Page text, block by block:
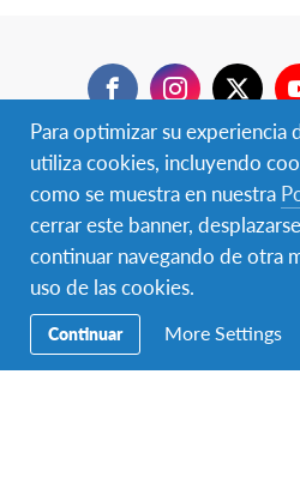
FacebookInstagram
Navegación
Secundaria
Viajar
Donar
Para optimizar su experiencia
utiliza cookies, incluyendo
como se muestra en nuestra
cerrar este banner,
continuar navegando de otra
uso de las cookies.
Continuar More Settings